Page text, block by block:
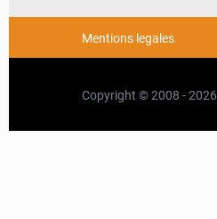
Mentions legales
Copyright © 2008 - 2026